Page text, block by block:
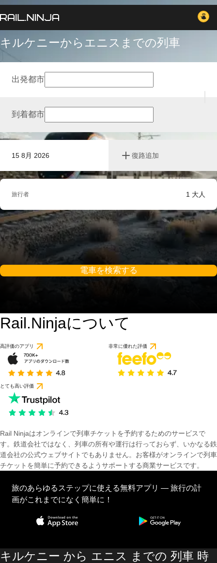
キルケニーからエニスまでの列車
15 8月 2026 復路追加
出発都市
到着都市
旅行者 1 大人
電車を検索する
Rail.Ninjaについて
高評価のアプリ 非常に優れた評価
とても高い評価
Rail Ninjaはオンラインで列車チケットを予約するためのサービスで
す。鉄道会社ではなく、列車の所有や運行は行っておらず、いかなる鉄
道会社の公式ウェブサイトでもありません。お客様がオンラインで列車
チケットを簡単に予約できるようサポートする商業サービスです。
旅のあらゆるステップに使える無料アプリ — 旅行の計
画がこれまでになく簡単に！
キルケニー から エニス までの 列車 時